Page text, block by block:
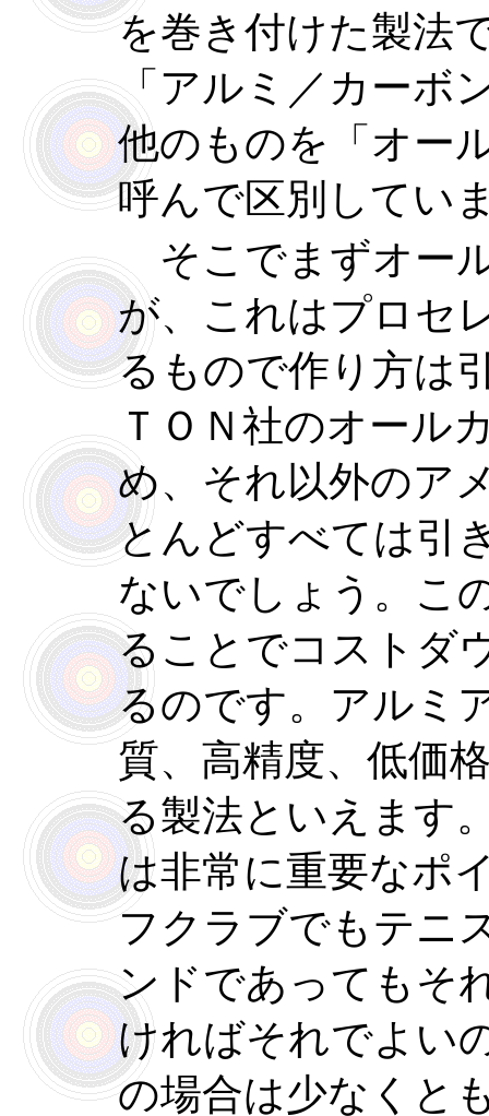
を巻き付けた製法
「アルミ／カーボ
他のものを「オー
呼んで区別してい
そこでまずオー
が、これはプロセ
るもので作り方は
ＴＯＮ社のオール
め、それ以外のア
とんどすべては引
ないでしょう。こ
ることでコストダ
るのです。アルミ
質、高精度、低価
る製法といえます
は非常に重要なポ
フクラブでもテニ
ンドであってもそ
ければそれでよい
の場合は少なくと